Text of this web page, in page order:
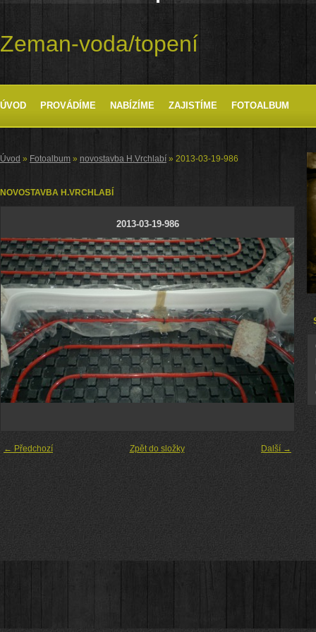
Zeman-voda/topení
ÚVOD PROVÁDÍME NABÍZÍME ZAJISTÍME FOTOALBUM
Úvod » Fotoalbum » novostavba H.Vrchlabí » 2013-03-19-986
NOVOSTAVBA H.VRCHLABÍ
2013-03-19-986
← Předchozí Další →
Zpět do složky